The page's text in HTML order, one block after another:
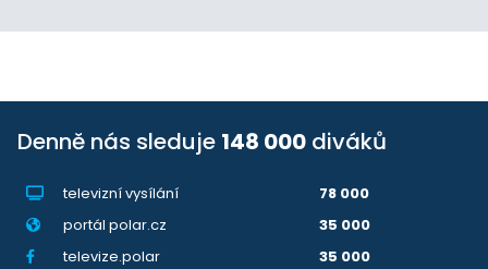
Denně nás sleduje 148 000 diváků
televizní vysílání
78 000
portál polar.cz
35 000
televize.polar
35 000